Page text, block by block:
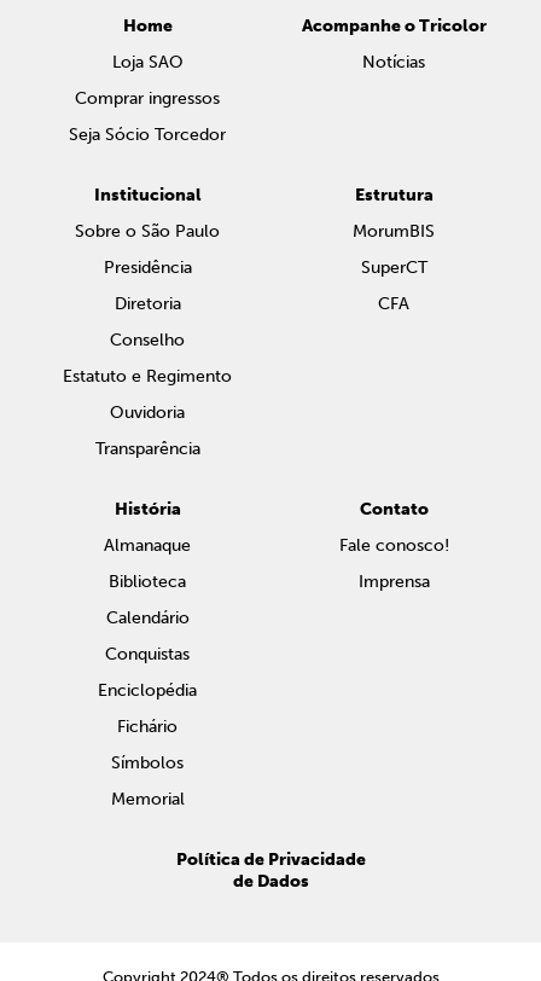
Home
Loja SAO
Comprar ingressos
Seja Sócio Torcedor
Acompanhe o Tricolor
Notícias
Institucional
Sobre o São Paulo
Presidência
Diretoria
Conselho
Estatuto e Regimento
Ouvidoria
Transparência
Estrutura
MorumBIS
SuperCT
CFA
História
Almanaque
Biblioteca
Calendário
Conquistas
Enciclopédia
Fichário
Símbolos
Memorial
Contato
Fale conosco!
Imprensa
Política de Privacidade
de Dados
Copyright 2024® Todos os direitos reservados